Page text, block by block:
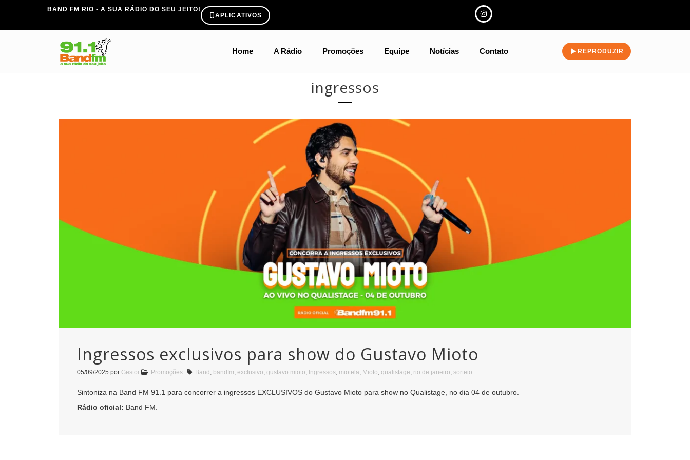
BAND FM RIO - A SUA RÁDIO DO SEU JEITO!
APLICATIVOS
Home A Rádio Promoções Equipe Notícias Contato REPRODUZIR
ingressos
Ingressos exclusivos para show do Gustavo Mioto
05/09/2025 por Gestor Promoções Band bandfm exclusivo gustavo mioto Ingressos miotela Mioto qualistage rio de janeiro sorteio
Sintoniza na Band FM 91.1 para concorrer a ingressos EXCLUSIVOS do Gustavo Mioto para show no Qualistage, no dia 04 de outubro.
Rádio oficial: Band FM.